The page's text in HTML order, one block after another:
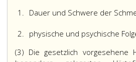
1. Dauer und Schwere der
2. physische und psychische
(3) Die gesetzlich vorgesehene